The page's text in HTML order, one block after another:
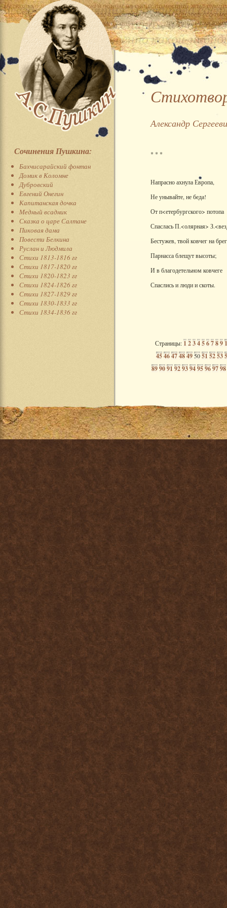
Сочинения Пушкина:
Бахчисарайский фонтан
Домик в Коломне
Дубровский
Евгений Онегин
Капитанская дочка
Медный всадник
Сказка о царе Салтане
Пиковая дама
Повести Белкина
Руслан и Людмила
Стихи 1813-1816 гг
Стихи 1817-1820 гг
Стихи 1820-1823 гг
Стихи 1824-1826 гг
Стихи 1827-1829 гг
Стихи 1830-1833 гг
Стихи 1834-1836 гг
Александр
* * *
Напрасно ахнула Европа,
Не унывайте, не беда!
От п<етербургского> потопа
Спаслась П.<олярная>
Бестужев, твой ковчег на
Парнасса блещут высоты;
И в благодетельном ковчеге
Спаслись и люди и скоты.
Страницы:1 23456789
454647484950515253
89909192939495969798